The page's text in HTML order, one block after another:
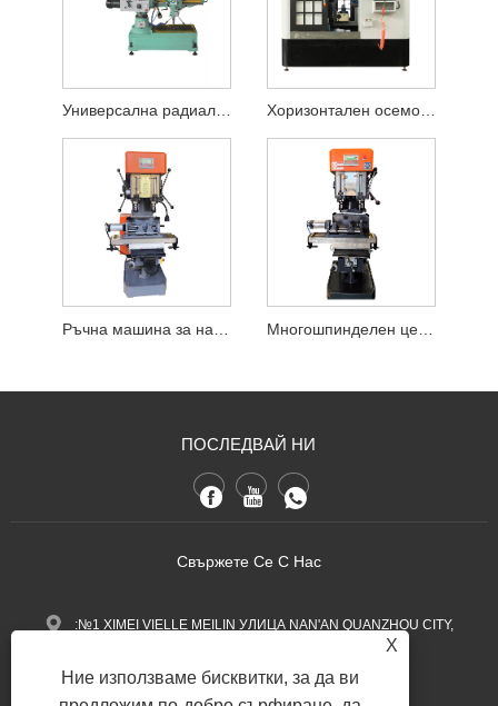
Универсална радиална сондажна машина Хоризонтален осемосен плъзгач от тип обработен център
Многошпинделен център за пробиване и нарязване на резби
ПОСЛЕДВАЙ НИ
Свържете Се С Нас
:№1 XIMEI VIELLE MEILIN УЛИЦА NAN'AN QUANZHOU CITY,
+86-13600768411
X
Ние използваме бисквитки, за да ви